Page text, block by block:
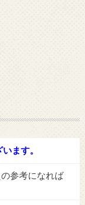
ます。
参考になれば